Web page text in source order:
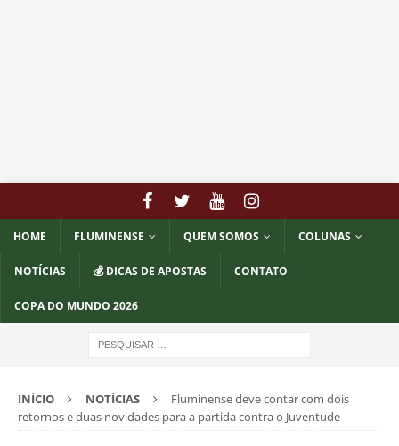
HOME FLUMINENSE QUEM SOMOS COLUNAS
NOTÍCIAS 💰 DICAS DE APOSTAS CONTATO
COPA DO MUNDO 2026
INÍCIO NOTÍCIAS
Fluminense deve contar com dois
retornos e duas novidades para a partida contra o Juventude